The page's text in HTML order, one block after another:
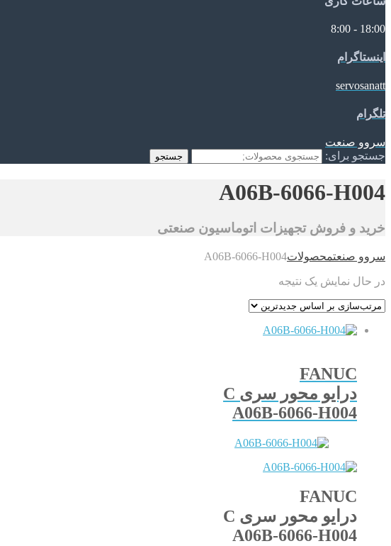
18:00 - 8:00
اینستاگرام
servosanatt
تلگرام
سروو صنعت
جستجو برای:
جستجو
A06B-6066-H004
خرید و فروش تجهیزات اتوماسیون صنعتی
سروو صنعتمحصولاتA06B-6066-H004
در حال نمایش یک نتیجه
FANUC
درایو محور سری C
A06B-6066-H004
FANUC
درایو محور سری C
A06B-6066-H004